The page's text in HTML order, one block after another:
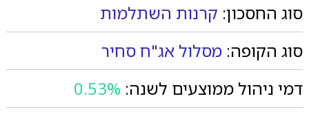
סוג החסכון: קרנות השתלמות
סוג הקופה: מסלול אג"ח סחיר
דמי ניהול ממוצעים לשנה: 0.53%